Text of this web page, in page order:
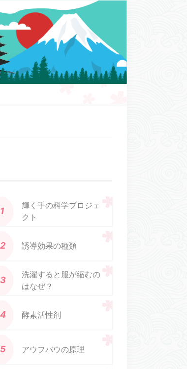
輝く手の科学プロジェ
クト
誘導効果の種類
洗濯すると服が縮むの
はなぜ？
酵素活性剤
アウフバウの原理